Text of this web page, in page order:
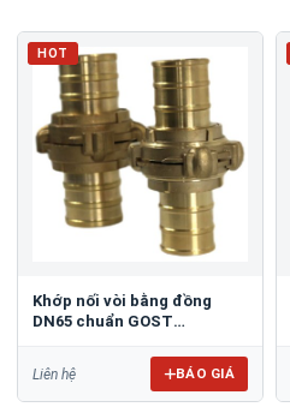
HOT
Khớp nối vòi bằng đồng
DN65 chuẩn GOST
Liên hệ BÁO GIÁ